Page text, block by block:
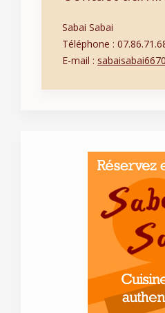
Sabai Sabai
Téléphone :
E-mail :